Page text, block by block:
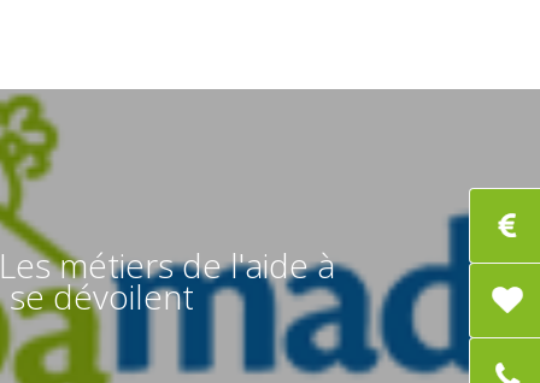
métiers de l'aide à
dévoilent